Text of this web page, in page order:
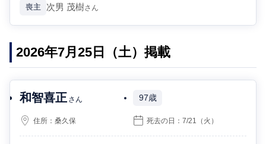
喪主 次男 茂樹さん
2026年7月25日（土）掲載
和智喜正 さん 97歳
住所：桑久保 死去の日：7/21 （火）